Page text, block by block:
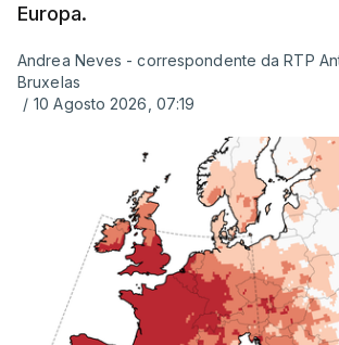
Europa.
Andrea Neves - correspondente da RTP
Bruxelas
/ 10 Agosto 2026, 07:19